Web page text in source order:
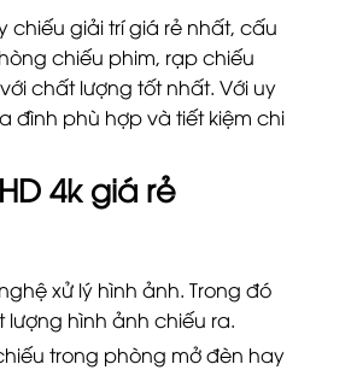
chiếu giải trí giá rẻ nhất, cấu
chiếu phim, rạp chiếu
chất lượng tốt nhất. Với uy
đình phù hợp và tiết kiệm chi
4kgiá rẻ
xử lý hình ảnh. Trong đó
hình ảnh chiếu ra.
trong phòng mở đèn hay